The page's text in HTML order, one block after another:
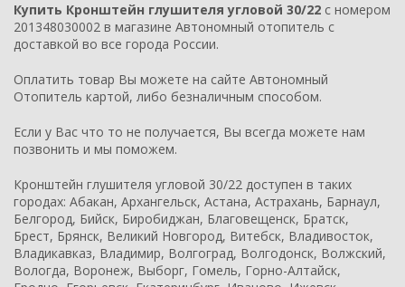
Купить Кронштейн глушителя угловой 30/22 с номером
201348030002 в магазине Автономный отопитель с
доставкой во все города России.
Оплатить товар Вы можете на сайте Автономный
Отопитель картой, либо безналичным способом.
Если у Вас что то не получается, Вы всегда можете нам
позвонить и мы поможем.
Кронштейн глушителя угловой 30/22 доступен в таких
городах: Абакан, Архангельск, Астана, Астрахань, Барнаул,
Белгород, Бийск, Биробиджан, Благовещенск, Братск,
Брест, Брянск, Великий Новгород, Витебск, Владивосток,
Владикавказ, Владимир, Волгоград, Волгодонск, Волжский,
Вологда, Воронеж, Выборг, Гомель, Горно-Алтайск,